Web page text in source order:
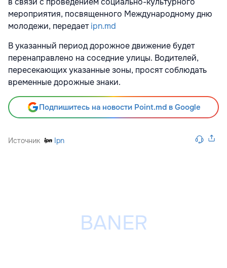
мероприятия, посвященного Международному дню
молодежи, передаетipn.md
В указанный период дорожное движение будет
перенаправлено на соседние улицы. Водителей,
пересекающих указанные зоны, просят соблюдать
временные дорожные знаки.
Подпишитесь на новости Point.md в Google
Источник Ipn